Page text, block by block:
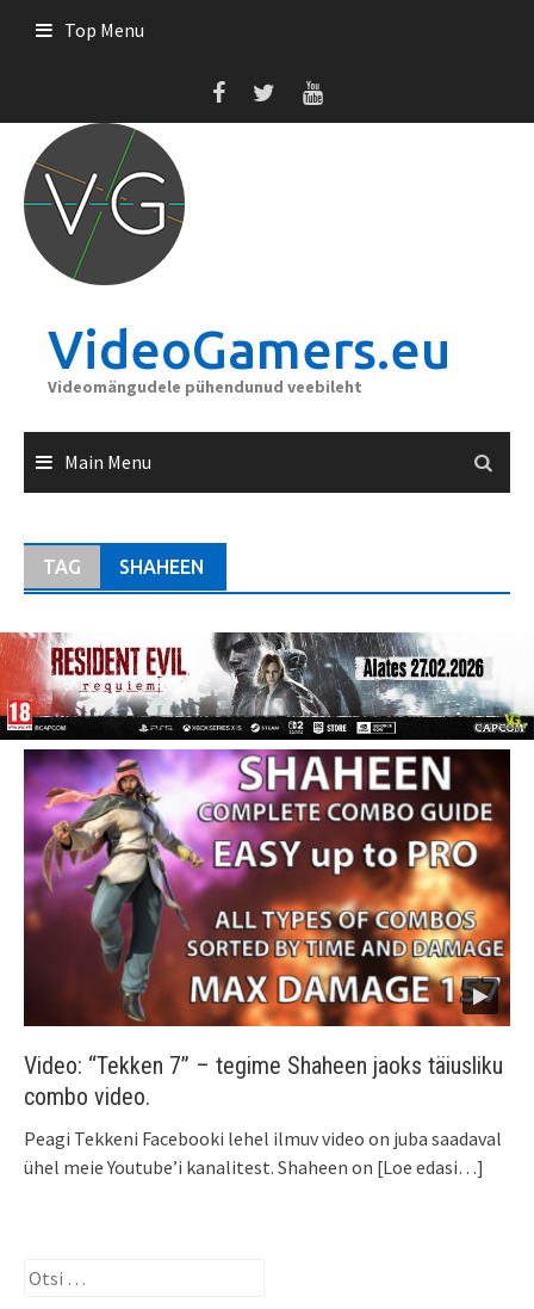
Top Menu
VideoGamers.eu
Videomängudele pühendunud veebileht
Main Menu
TAG SHAHEEN
Video: “Tekken 7” – tegime Shaheen jaoks täiusliku
combo video.
Peagi Tekkeni Facebooki lehel ilmuv video on juba saadaval
ühel meie Youtube’i kanalitest. Shaheen on [Loe edasi…]
Otsi: